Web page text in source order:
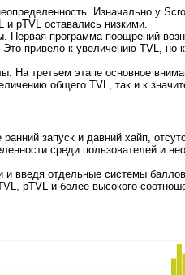
Изначально у
pTVL оставались низкими.
программа поощрений
Это привело к увеличению TVL,
На третьем этапе основное
общего TVL, так и к
запуск и давний хайп,
среди пользователей и
и введя отдельные системы
pTVL и более высокого